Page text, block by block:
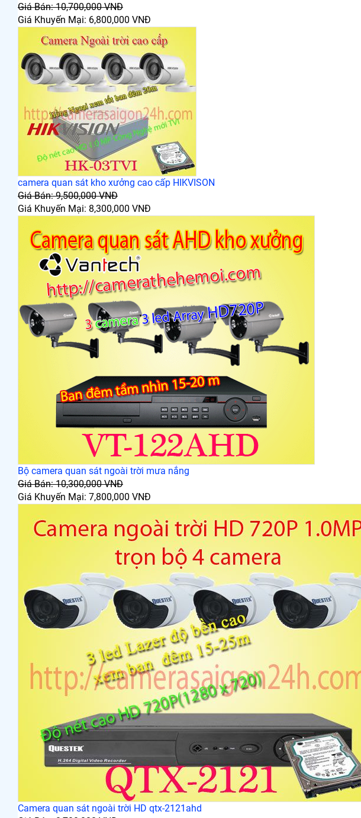
Giá Bán: 10,700,000 VNĐ
Giá Khuyến Mại: 6,800,000 VNĐ
camera quan sát kho xưởng cao cấp HIKVISON
Giá Bán: 9,500,000 VNĐ
Giá Khuyến Mại: 8,300,000 VNĐ
Bộ camera quan sát ngoài trời mưa nắng
Giá Bán: 10,300,000 VNĐ
Giá Khuyến Mại: 7,800,000 VNĐ
Camera quan sát ngoài trời HD qtx-2121ahd